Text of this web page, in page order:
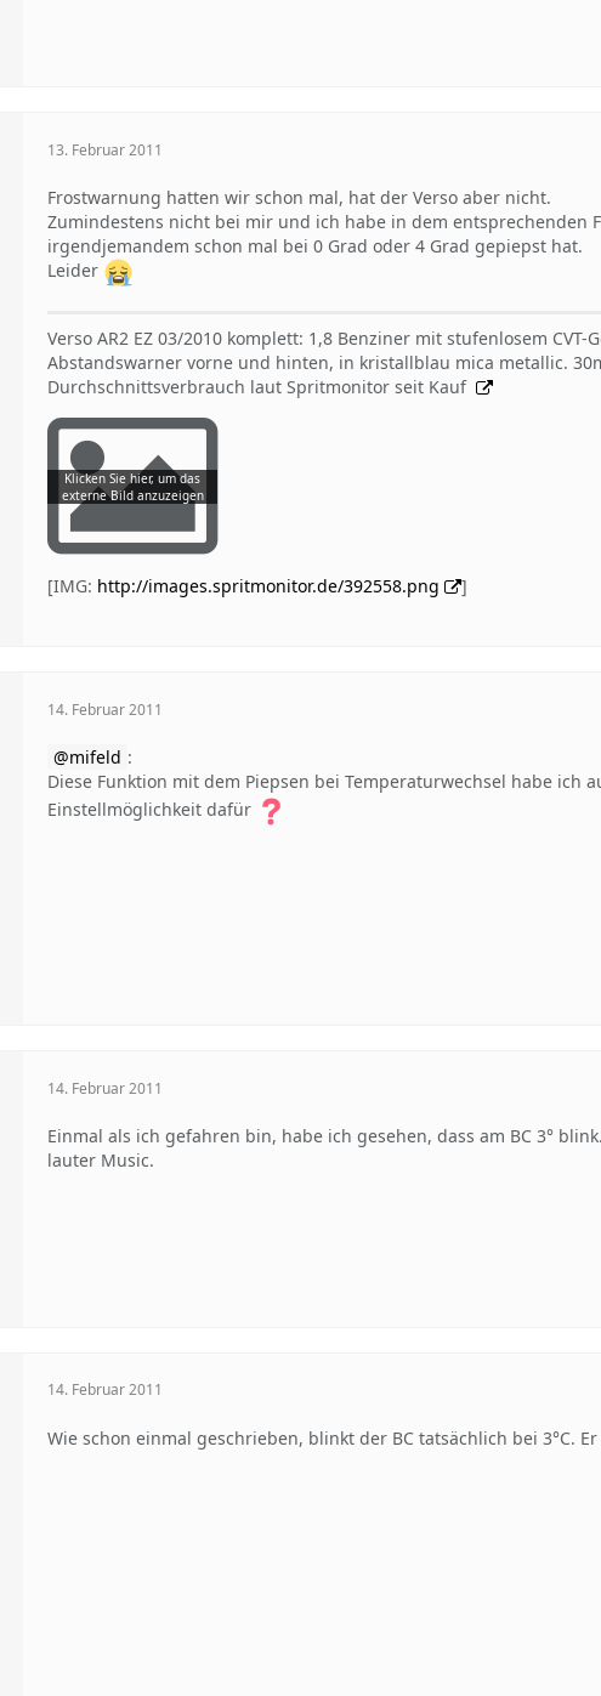
13. Februar 2011
Frostwarnung hatten wir schon mal, hat der Verso aber nicht.
Zumindestens nicht bei mir und ich habe in dem entsprechenden
irgendjemandem schon mal bei 0 Grad oder 4 Grad gepiepst hat.
Leider
Verso AR2 EZ 03/2010 komplett: 1,8 Benziner mit stufenlosem
Abstandswarner vorne und hinten, in kristallblau mica metallic.
Durchschnittsverbrauch laut Spritmonitor seit Kauf
[IMG: http://images.spritmonitor.de/392558.png ]
14. Februar 2011
mifeld :
Diese Funktion mit dem Piepsen bei Temperaturwechsel habe ich
Einstellmöglichkeit dafür
14. Februar 2011
Einmal als ich gefahren bin, habe ich gesehen, dass am BC 3°
lauter Music.
14. Februar 2011
Wie schon einmal geschrieben, blinkt der BC tatsächlich bei 3°C.